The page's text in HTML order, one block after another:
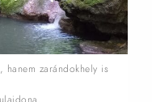
hanem zarándokhely is